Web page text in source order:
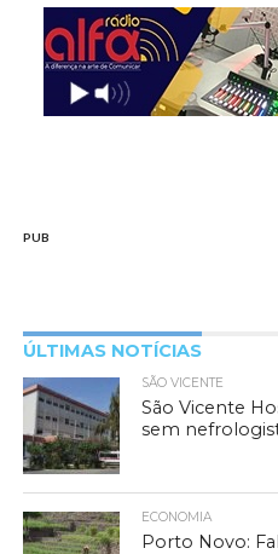
PUB
ÚLTIMAS NOTÍCIAS
SÃO VICENTE
São Vicente
sem
ECONOMIA
Porto Novo: